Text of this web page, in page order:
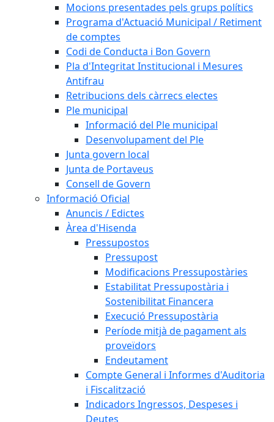
Mocions presentades pels grups polítics
Programa d'Actuació Municipal / Retiment
de comptes
Codi de Conducta i Bon Govern
Pla d'Integritat Institucional i Mesures
Antifrau
Retribucions dels càrrecs electes
Ple municipal
Informació del Ple municipal
Desenvolupament del Ple
Junta govern local
Junta de Portaveus
Consell de Govern
Informació Oficial
Anuncis / Edictes
Àrea d'Hisenda
Pressupostos
Pressupost
Modificacions Pressupostàries
Estabilitat Pressupostària i
Sostenibilitat Financera
Execució Pressupostària
Període mitjà de pagament als
proveïdors
Endeutament
Compte General i Informes d'Auditoria
i Fiscalització
Indicadors Ingressos, Despeses i
Deutes